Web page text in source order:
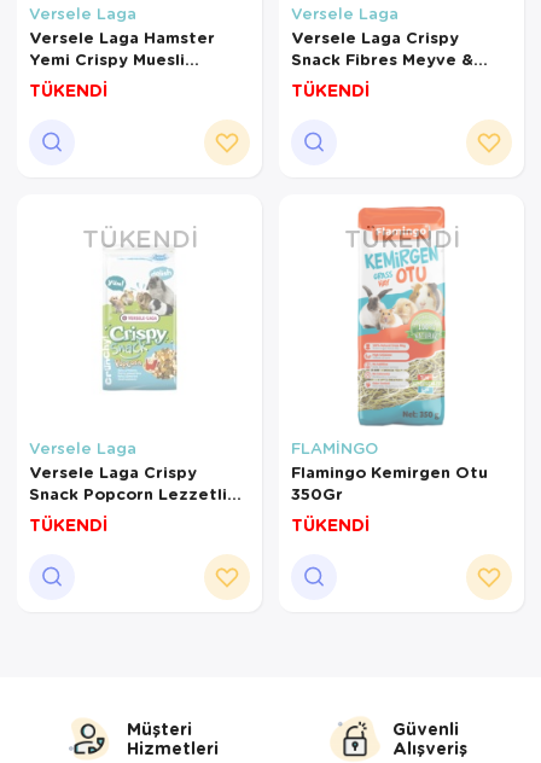
Versele Laga
Versele Laga Hamster
Yemi Crispy Muesli
Hamster&Co 400 Gr
TÜKENDİ
Versele Laga
Versele Laga Crispy
Snack Fibres Meyve &
Sebzeli Zengin
Atıştırmalık 650 Gr
TÜKENDİ
TÜKENDI
Versele Laga
Versele Laga Crispy
Snack Popcorn Lezzetli
Atıştırmalık 650 Gr
TÜKENDİ
TÜKENDI
FLAMİNGO
Flamingo Kemirgen Otu
350Gr
TÜKENDİ
Müşteri
Hizmetleri
Güvenli
Alışveriş